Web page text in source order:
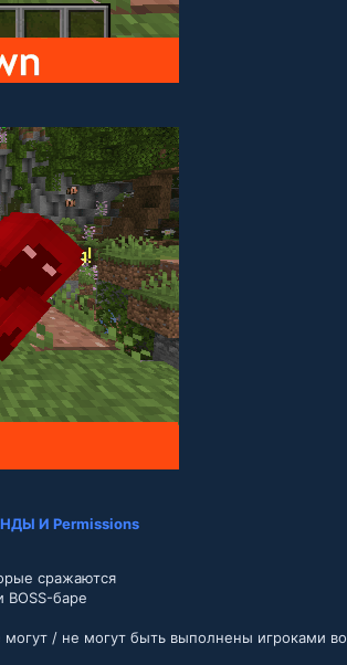
И Permissions
сражаются
баре
/ не могут быть выполнены игроками во